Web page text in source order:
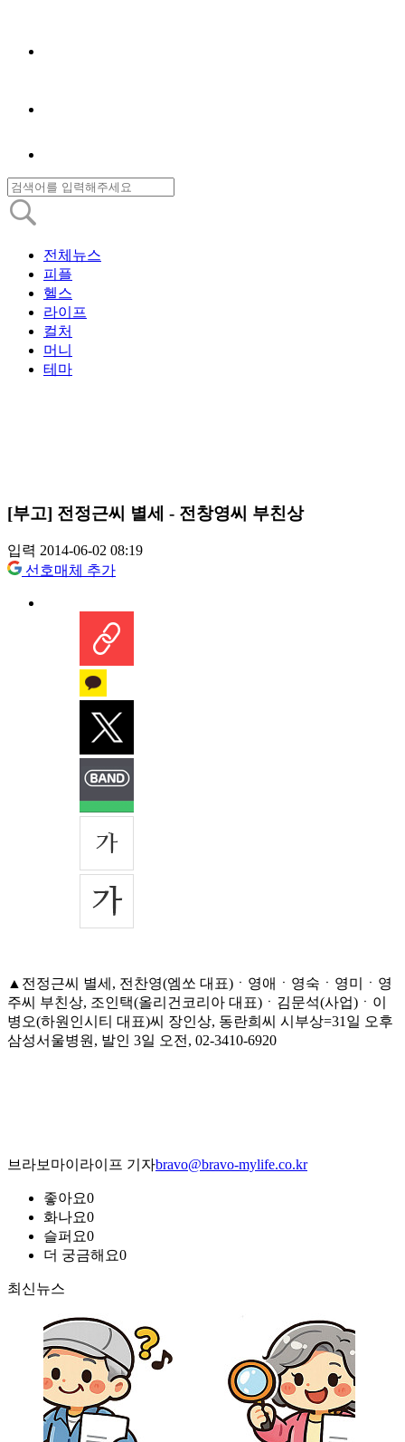
전체뉴스
피플
헬스
라이프
컬처
머니
테마
[부고] 전정근씨 별세 - 전창영씨 부친상
입력 2014-06-02 08:19
선호매체 추가
▲전정근씨 별세, 전찬영(엠쏘 대표)ㆍ영애ㆍ영숙ㆍ영미ㆍ영
주씨 부친상, 조인택(올리건코리아 대표)ㆍ김문석(사업)ㆍ이
병오(하원인시티 대표)씨 장인상, 동란희씨 시부상=31일 오후
삼성서울병원, 발인 3일 오전, 02-3410-6920
브라보마이라이프 기자bravo@bravo-mylife.co.kr
좋아요0
화나요0
슬퍼요0
더 궁금해요0
최신뉴스